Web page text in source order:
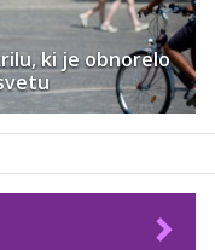
ki je obnorelo